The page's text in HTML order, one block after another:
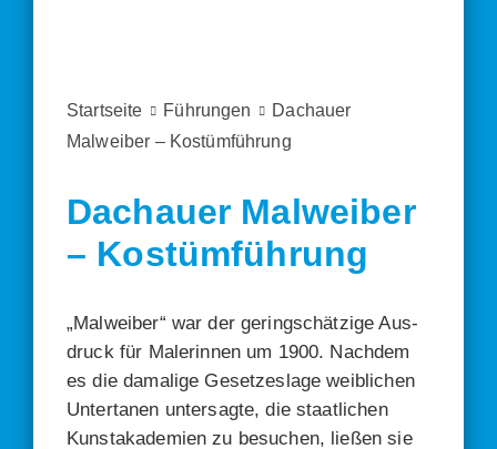
Startseite Führungen
Dachauer
Malweiber – Kostümführung
Dachauer Malweiber
– Kostümführung
„Mal­wei­ber“ war der gering­schät­zi­ge Aus­
druck für Male­rin­nen um 1900. Nach­dem
es die dama­li­ge Geset­zes­la­ge weib­li­chen
Unter­ta­nen unter­sag­te, die staat­li­chen
Kunst­aka­de­mien zu besu­chen, lie­ßen sie